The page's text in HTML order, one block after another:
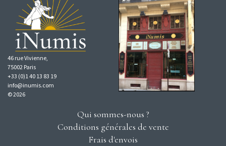
46 rue Vivienne,
75002 Paris
+33 (0)1 40 13 83 19
info@inumis.com
© 2026
Qui sommes-nous ?
Conditions générales de vente
Frais d'envois